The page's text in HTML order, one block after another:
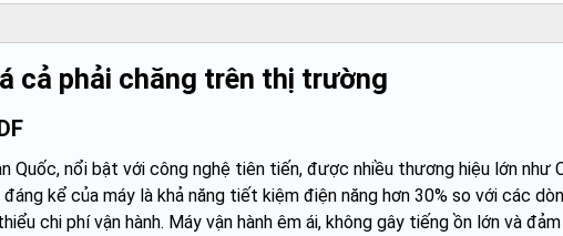
cả phải chăng trên thị trường
Quốc, nổi bật với công nghệ tiên tiến, được nhiều thương hiệu lớn như
kể của máy là khả năng tiết kiệm điện năng hơn 30% so với các
chi phí vận hành. Máy vận hành êm ái, không gây tiếng ồn lớn và